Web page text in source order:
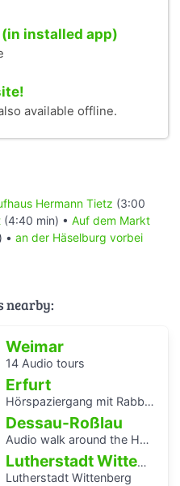
installed app)
available offline.
Hermann Tietz (3:00
(4:40 min) • Auf dem Markt
• an der Häselburg vorbei
nearby:
Weimar
14 Audio tours
Erfurt
Hörspaziergang mit Rabbiner Alexander Nachama in Erfurt
Dessau-Roßlau
Audio walk around the Houses with Balcony Access of the Bauhaus settlement
Lutherstadt Wittenberg
Lutherstadt Wittenberg